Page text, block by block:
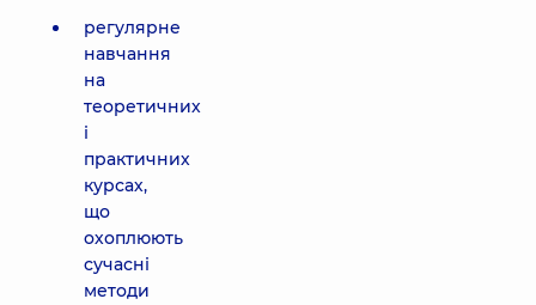
регулярне
навчання
на
теоретичних
і
практичних
курсах,
що
охоплюють
сучасні
методи